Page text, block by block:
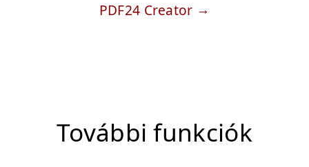
PDF24 Creator
További funkciók